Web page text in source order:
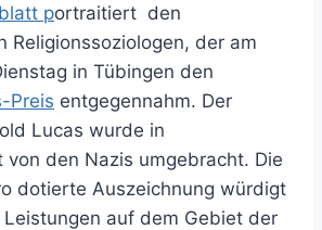
portraitiert den
Religionssoziologen, der am
in Tübingen den
Preis entgegennahm. Der
Lucas wurde in
von den Nazis umgebracht. Die
dotierte Auszeichnung würdigt
auf dem Gebiet der